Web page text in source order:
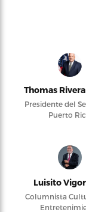
Thomas
Presidente del
Puerto
Luisito
Columnista